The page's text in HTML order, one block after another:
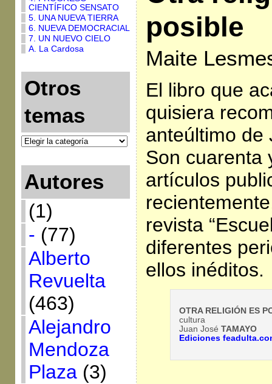
CIENTÍFICO SENSATO
5. UNA NUEVA TIERRA
6. NUEVA DEMOCRACIAL
7. UN NUEVO CIELO
A. La Cardosa
Otros
temas
Autores
(1)
- (77)
Alberto
Revuelta
(463)
Alejandro
Mendoza
Plaza(3)
posible
Maite
El libro que
quisiera
anteúltimo de
Son cuarenta
artículos
revista
diferentes
ellos inéditos.
OTRA RELIGIÓN ES
cultura
Juan José TAMAYO
Ediciones